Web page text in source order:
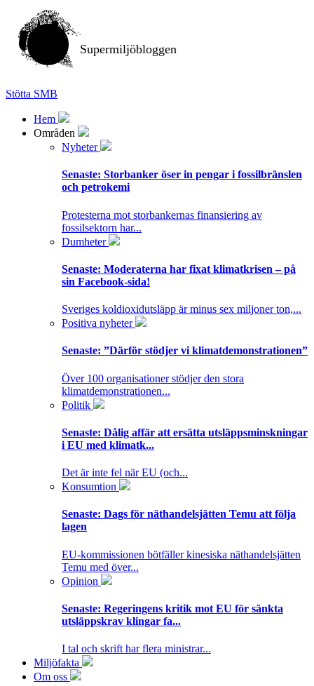
Supermiljöbloggen
Stötta SMB
Hem
Områden
Nyheter
Senaste: Storbanker öser in pengar i fossilbränslen
och petrokemi
Protesterna mot storbankernas finansiering av
fossilsektorn har...
Dumheter
Senaste: Moderaterna har fixat klimatkrisen – på
sin Facebook-sida!
Sveriges koldioxidutsläpp är minus sex miljoner ton,...
Positiva nyheter
Senaste: ”Därför stödjer vi klimatdemonstrationen”
Över 100 organisationer stödjer den stora
klimatdemonstrationen...
Politik
Senaste: Dålig affär att ersätta utsläppsminskningar
i EU med klimatk...
Det är inte fel när EU (och...
Konsumtion
Senaste: Dags för näthandelsjätten Temu att följa
lagen
EU-kommissionen bötfäller kinesiska näthandelsjätten
Temu med över...
Opinion
Senaste: Regeringens kritik mot EU för sänkta
utsläppskrav klingar fa...
I tal och skrift har flera ministrar...
Miljöfakta
Om oss